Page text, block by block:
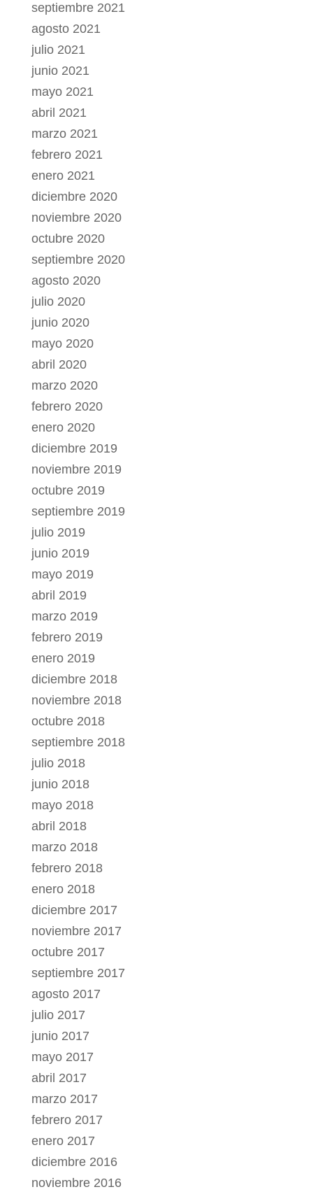
septiembre 2021
agosto 2021
julio 2021
junio 2021
mayo 2021
abril 2021
marzo 2021
febrero 2021
enero 2021
diciembre 2020
noviembre 2020
octubre 2020
septiembre 2020
agosto 2020
julio 2020
junio 2020
mayo 2020
abril 2020
marzo 2020
febrero 2020
enero 2020
diciembre 2019
noviembre 2019
octubre 2019
septiembre 2019
julio 2019
junio 2019
mayo 2019
abril 2019
marzo 2019
febrero 2019
enero 2019
diciembre 2018
noviembre 2018
octubre 2018
septiembre 2018
julio 2018
junio 2018
mayo 2018
abril 2018
marzo 2018
febrero 2018
enero 2018
diciembre 2017
noviembre 2017
octubre 2017
septiembre 2017
agosto 2017
julio 2017
junio 2017
mayo 2017
abril 2017
marzo 2017
febrero 2017
enero 2017
diciembre 2016
noviembre 2016